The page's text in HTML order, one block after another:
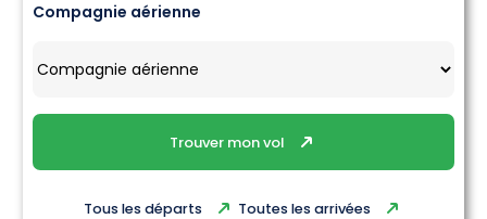
Compagnie aérienne
Trouver mon vol
Tous les départs Toutes les arrivées